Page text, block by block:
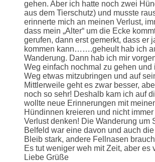
gehen. Aber ich hatte noch zwei
aus dem Tierschutz) und musste
erinnerte mich an meinen Verlust,
dass mein „Alter“ um die Ecke
gerufen, dann erst gemerkt, dass er
kommen kann…….geheult hab ich
Wanderung. Dann hab ich mir
Weg einfach nochmal zu gehen und
Weg etwas mitzubringen und auf
Mittlerweile geht es zwar besser,
noch so sehr! Deshalb kam ich auf
wollte neue Erinnerungen mit
Hündinnen kreieren und nicht
Verlust denken! Die Wanderung um
Belfeld war eine davon und auch
Bleib stark, andere Fellnasen
Es tut weniger weh mit Zeit, aber es
Liebe Grüße